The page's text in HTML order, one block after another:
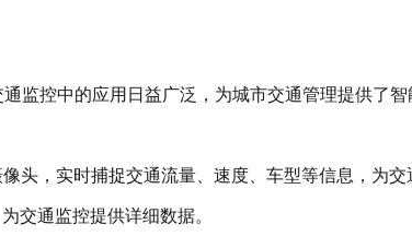
监控中的应用日益广泛，为城市交通管理提供了智
，实时捕捉交通流量、速度、车型等信息，为交
交通监控提供详细数据。